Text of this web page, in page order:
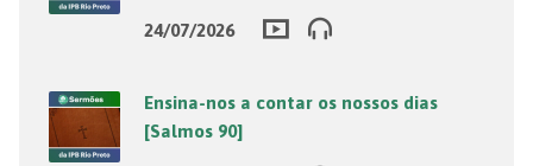
24/07/2026
Ensina-nos a contar os nossos dias
[Salmos 90]